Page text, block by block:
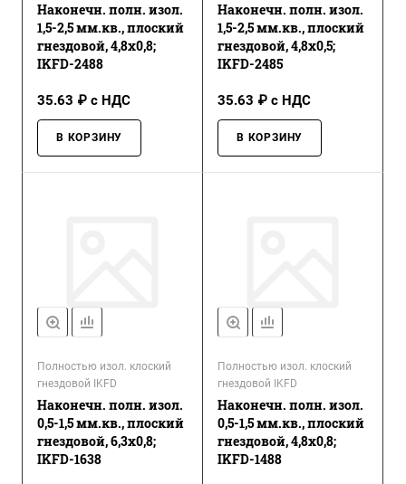
Наконечн. полн. изол.
1,5-2,5 мм.кв., плоский
гнездовой, 4,8х0,8;
IKFD-2488
35.63 ₽ с НДС
В КОРЗИНУ
Наконечн. полн. изол.
1,5-2,5 мм.кв., плоский
гнездовой, 4,8х0,5;
IKFD-2485
35.63 ₽ с НДС
В КОРЗИНУ
Полностью изол. клоский
гнездовой IKFD
Наконечн. полн. изол.
0,5-1,5 мм.кв., плоский
гнездовой, 6,3х0,8;
IKFD-1638
Полностью изол. клоский
гнездовой IKFD
Наконечн. полн. изол.
0,5-1,5 мм.кв., плоский
гнездовой, 4,8х0,8;
IKFD-1488